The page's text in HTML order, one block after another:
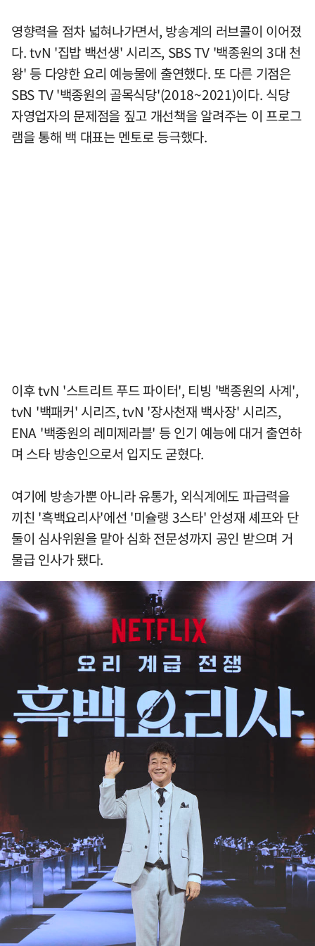
영향력을 점차 넓혀나가면서, 방송계의 러브콜이 이어졌
다. tvN '집밥 백선생' 시리즈, SBS TV '백종원의 3대 천
왕' 등 다양한 요리 예능물에 출연했다. 또 다른 기점은
SBS TV '백종원의 골목식당'(2018~2021)이다. 식당
자영업자의 문제점을 짚고 개선책을 알려주는 이 프로그
램을 통해 백 대표는 멘토로 등극했다.
이후 tvN '스트리트 푸드 파이터', 티빙 '백종원의 사계',
tvN '백패커' 시리즈, tvN '장사천재 백사장' 시리즈,
ENA '백종원의 레미제라블' 등 인기 예능에 대거 출연하
며 스타 방송인으로서 입지도 굳혔다.
여기에 방송가뿐 아니라 유통가, 외식계에도 파급력을
끼친 '흑백요리사'에선 '미슐랭 3스타' 안성재 셰프와 단
둘이 심사위원을 맡아 심화 전문성까지 공인 받으며 거
물급 인사가 됐다.